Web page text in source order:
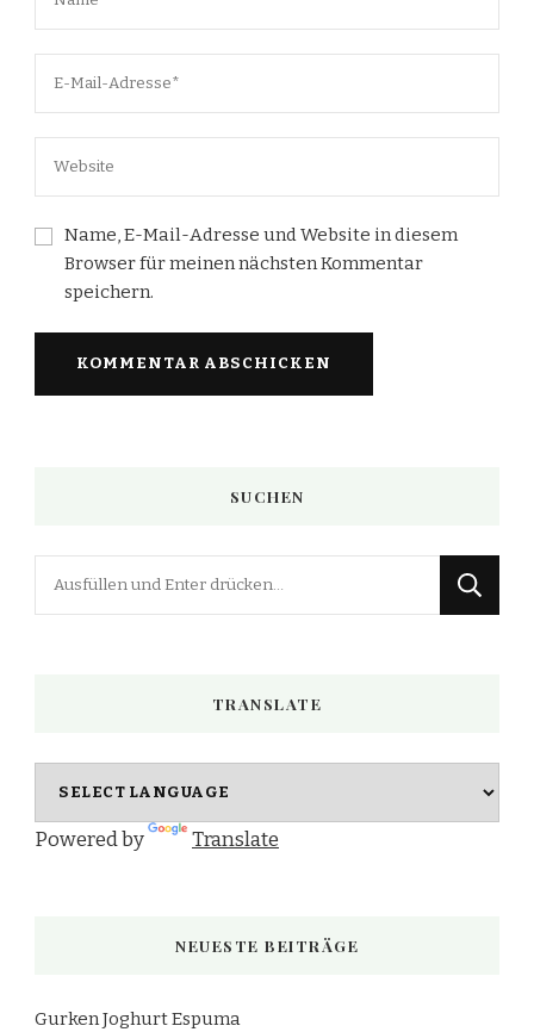
Name, E-Mail-Adresse und Website in diesem
Browser für meinen nächsten Kommentar
speichern.
SUCHEN
TRANSLATE
Powered by Translate
NEUESTE BEITRÄGE
Gurken Joghurt Espuma